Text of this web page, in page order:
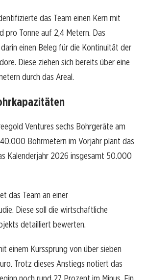
das Team einen Kern mit
pro Tonne auf 2,4 Metern. Das
einen Beleg für die Kontinuität der
Diese ziehen sich bereits über eine
durch das Areal.
Ventures sechs Bohrgeräte am
Bohrmetern im Vorjahr plant das
Kalenderjahr 2026 insgesamt 50.000
das Team an einer
Diese soll die wirtschaftliche
detailliert bewerten.
einem Kurssprung von über sieben
Trotz dieses Anstiegs notiert das